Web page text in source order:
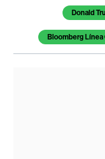
Donald
Bloomberg Línea